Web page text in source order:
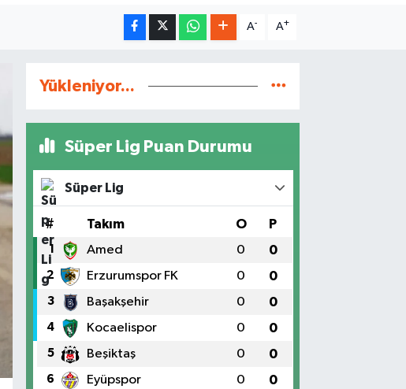
A- A+
Yükleniyor...
Süper Lig Puan Durumu
Süper Lig
# Takım O P
1 Amed 0 0
2 Erzurumspor FK 0 0
3 Başakşehir 0 0
4 Kocaelispor 0 0
5 Beşiktaş 0 0
6 Eyüpspor 0 0